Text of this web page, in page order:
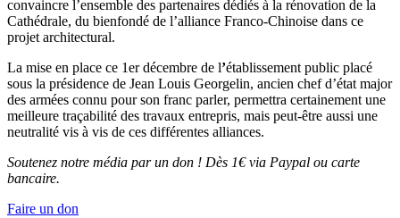
convaincre l’ensemble des partenaires dédiés à la rénovation de la
Cathédrale, du bienfondé de l’alliance Franco-Chinoise dans ce
projet architectural.
La mise en place ce 1er décembre de l’établissement public placé
sous la présidence de Jean Louis Georgelin, ancien chef d’état major
des armées connu pour son franc parler, permettra certainement une
meilleure traçabilité des travaux entrepris, mais peut-être aussi une
neutralité vis à vis de ces différentes alliances.
Soutenez notre média par un don ! Dès 1€ via Paypal ou carte
bancaire.
Faire un don